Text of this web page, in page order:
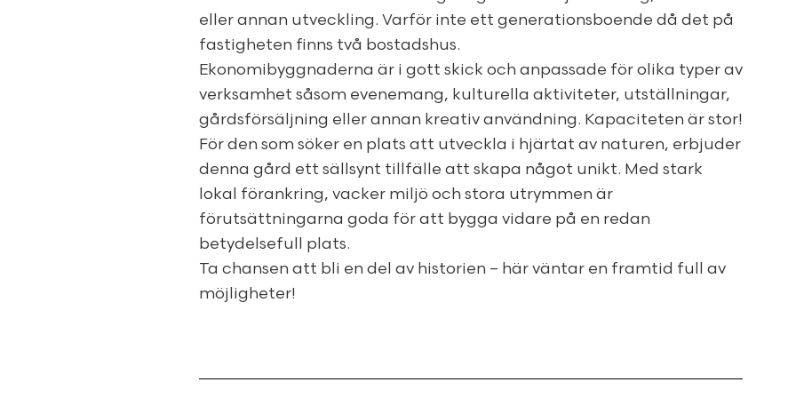
eller annan utveckling. Varför inte ett generationsboende då det på
fastigheten finns två bostadshus.
Ekonomibyggnaderna är i gott skick och anpassade för olika typer av
verksamhet såsom evenemang, kulturella aktiviteter, utställningar,
gårdsförsäljning eller annan kreativ användning. Kapaciteten är stor!
För den som söker en plats att utveckla i hjärtat av naturen, erbjuder
denna gård ett sällsynt tillfälle att skapa något unikt. Med stark
lokal förankring, vacker miljö och stora utrymmen är
förutsättningarna goda för att bygga vidare på en redan
betydelsefull plats.
Ta chansen att bli en del av historien – här väntar en framtid full av
möjligheter!